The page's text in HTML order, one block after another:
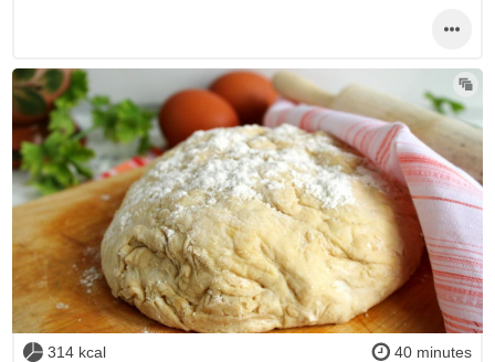
314 kcal 40 minutes